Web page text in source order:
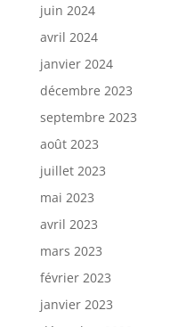
juin 2024
avril 2024
janvier 2024
décembre 2023
septembre 2023
août 2023
juillet 2023
mai 2023
avril 2023
mars 2023
février 2023
janvier 2023